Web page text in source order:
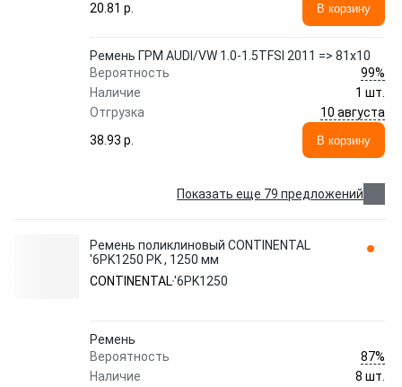
20.81 p.
В корзину
Ремень ГРМ AUDI/VW 1.0-1.5TFSI 2011 => 81х10
Вероятность
99%
Наличие
1 шт.
Отгрузка
10 августа
38.93 p.
В корзину
Показать еще 79 предложений
Ремень поликлиновый CONTINENTAL
'6PK1250 PK , 1250 мм
CONTINENTAL'6PK1250
Ремень
Вероятность
87%
Наличие
8 шт.